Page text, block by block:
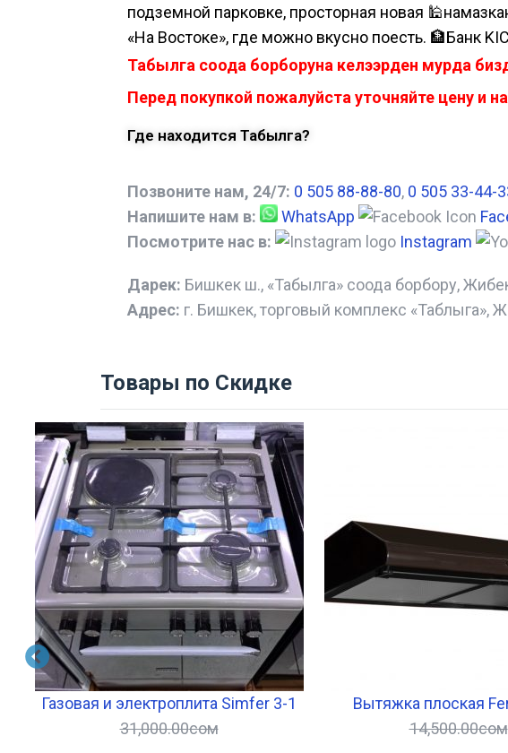
подземной парковке, просторная новая
«На Востоке», где можно вкусно поесть. 🏦Банк
Табылга соода борборуна келээрден мурда
Перед покупкой пожалуйста уточняйте цену и
Где находится Табылга?
Позвоните нам, 24/7: 0 505 88-88-80, 0 505 33-44-
Напишите нам в:
WhatsApp
Посмотрите нас в:
Instagram
Дарек: Бишкек ш., «Табылга» соода борбору,
Адрес: г. Бишкек, торговый комплекс «Таблыга»,
Товары по Скидке
Газовая и электроплита Simfer 3-1
31,000.00сом
Вытяжка плоская
14,500.00сом